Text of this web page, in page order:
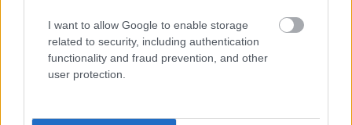
I want to allow Google to enable storage
related to security, including authentication
functionality and fraud prevention, and other
user protection.
Forrás:moffitt.org